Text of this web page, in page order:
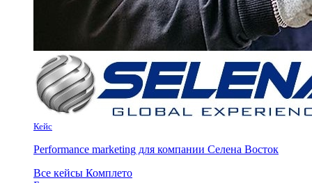
Кейс
Performance marketing для компании Селена Восток
Все кейсы Комплето